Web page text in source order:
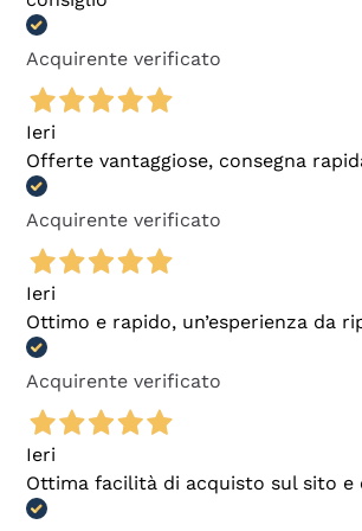
Acquirente verificato
Ieri
Offerte vantaggiose, consegna
Acquirente verificato
Ieri
Ottimo e rapido, un’esperienza da
Acquirente verificato
Ieri
Ottima facilità di acquisto sul sito e